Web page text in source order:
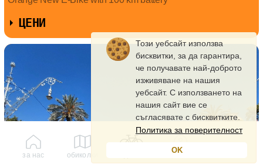
ЦЕНИ
за нас обиколки профил
Този уебсайт използва
бисквитки, за да гарантира,
че получавате най-доброто
изживяване на нашия
уебсайт. С използването на
нашия сайт вие се
съгласявате с бисквитките.
Политика за поверителност
OK